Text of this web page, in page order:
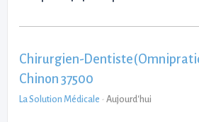
Chirurgien-
Chinon 37500
La Solution Médicale - Aujourd'hui